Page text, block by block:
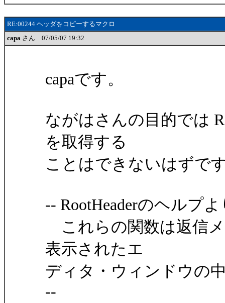
RE:00244 ヘッダをコピーするマクロ
capa さん 07/05/07 19:32
capaです。
ながはさんの目的では
を取得する
ことはできないはずで
-- RootHeaderのヘルプ
これらの関数は返信
表示されたエ
ディタ・ウィンドウの
--